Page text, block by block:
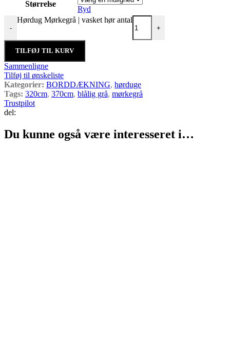
Størrelse
Ryd
-
Hørdug Mørkegrå | vasket hør antal
+
TILFØJ TIL KURV
Sammenligne
Tilføj til ønskeliste
Kategorier: BORDDÆKNING, hørduge
Tags: 320cm, 370cm, blålig grå, mørkegrå
Trustpilot
del:
Du kunne også være interesseret i…